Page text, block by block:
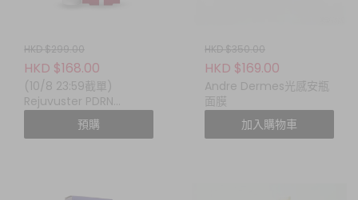
HKD $299.00
HKD $168.00
(10/8 23:59截單)
Rejuvuster PDRN
Rejuvenating Cream
(PDRN 煥顏修護面霜)
預購
HKD $350.00
HKD $169.00
Andre Dermes光感安瓶
面膜
加入購物車